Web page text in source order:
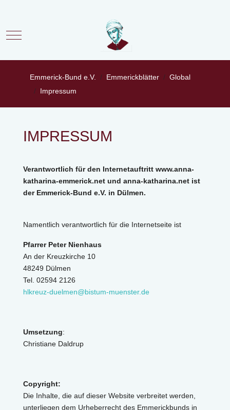
Mobile Menu Toggle
Emmerick-Bund e.V. Emmerickblätter
Global
Impressum
IMPRESSUM
Verantwortlich für den Internetauftritt www.anna-
katharina-emmerick.net und anna-katharina.net ist
der Emmerick-Bund e.V. in Dülmen.
Namentlich verantwortlich für die Internetseite ist
Pfarrer Peter Nienhaus
An der Kreuzkirche 10
48249 Dülmen
Tel. 02594 2126
hlkreuz-duelmen@bistum-muenster.de
Umsetzung:
Christiane Daldrup
Copyright:
Die Inhalte, die auf dieser Website verbreitet werden,
unterliegen dem Urheberrecht des Emmerickbunds in